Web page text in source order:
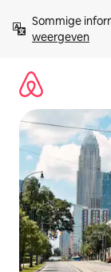
direct
naar
Sommige
weergeven